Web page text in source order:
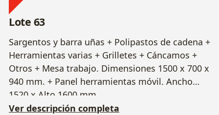
Lote 63
Sargentos y barra uñas + Polipastos de cadena +
Herramientas varias + Grilletes + Cáncamos +
Otros + Mesa trabajo. Dimensiones 1500 x 700 x
940 mm. + Panel herramientas móvil. Ancho
1520 x Alto 1600 mm.
Ver descripción completa